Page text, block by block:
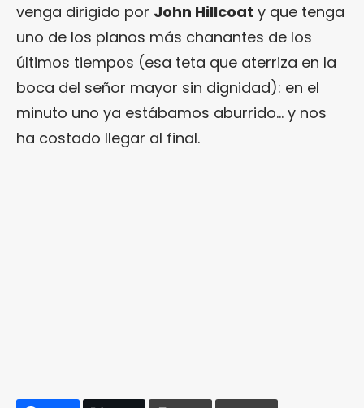
venga dirigido por John Hillcoat y que tenga
uno de los planos más chanantes de los
últimos tiempos (esa teta que aterriza en la
boca del señor mayor sin dignidad): en el
minuto uno ya estábamos aburrido… y nos
ha costado llegar al final.